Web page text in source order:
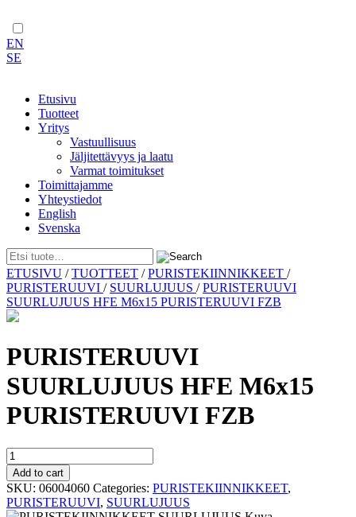
EN
SE
Etusivu
Tuotteet
Yritys
Vastuullisuus
Jäljitettävyys ja laatu
Varmat toimitukset
Toimittajamme
Yhteystiedot
English
Svenska
Skip
to
content
ETUSIVU /TUOTTEET /PURISTEKIINNIKKEET /
PURISTERUUVI / SUURLUJUUS /PURISTERUUVI
SUURLUJUUS HFE M6x15 PURISTERUUVI FZB
PURISTERUUVI
SUURLUJUUS HFE M6x15
PURISTERUUVI FZB
PURISTERUUVI
SUURLUJUUS
HFE
M6x15
PURISTERUUVI
Add to cart
SKU: 06004060 Categories: PURISTEKIINNIKKEET,
PURISTERUUVI, SUURLUJUUS